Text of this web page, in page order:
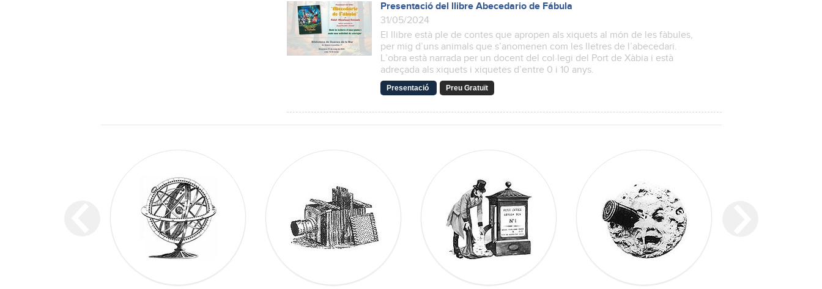
Presentació del llibre Abecedario de Fábula
31/05/2024
El llibre està ple de contes que apropen als xiquets al món de les fàbules,
per mig d’uns animals que s’anomenen com les lletres de l’abecedari.
L’obra està narrada per un docent del col·legi del Port de Xàbia i està
adreçada als xiquets i xiquetes d’entre 0 i 10 anys.
Presentació Preu Gratuït